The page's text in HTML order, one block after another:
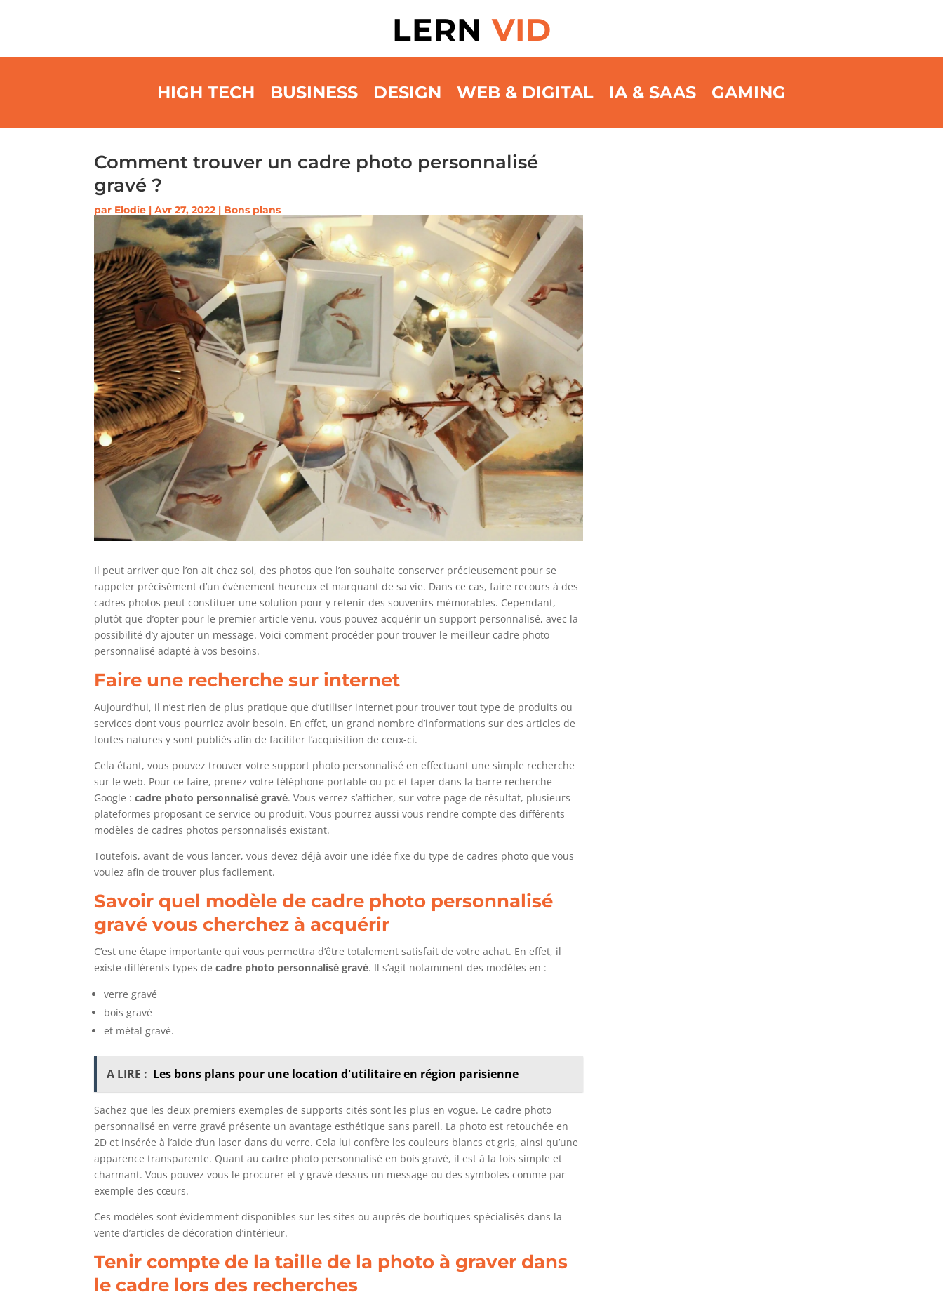
LERNVID
HIGH TECH BUSINESS DESIGN WEB & DIGITAL IA & SAAS GAMING
Comment trouver un cadre photo personnalisé
gravé ?
par Elodie |Avr 27, 2022 | Bons plans
Il peut arriver que l’on ait chez soi, des photos que l’on souhaite conserver précieusement pour se
rappeler précisément d’un événement heureux et marquant de sa vie. Dans ce cas, faire recours à des
cadres photos peut constituer une solution pour y retenir des souvenirs mémorables. Cependant,
plutôt que d’opter pour le premier article venu, vous pouvez acquérir un support personnalisé, avec la
possibilité d’y ajouter un message. Voici comment procéder pour trouver le meilleur cadre photo
personnalisé adapté à vos besoins.
Faire une recherche sur internet
Aujourd’hui, il n’est rien de plus pratique que d’utiliser internet pour trouver tout type de produits ou
services dont vous pourriez avoir besoin. En effet, un grand nombre d’informations sur des articles de
toutes natures y sont publiés afin de faciliter l’acquisition de ceux-ci.
Cela étant, vous pouvez trouver votre support photo personnalisé en effectuant une simple recherche
sur le web. Pour ce faire, prenez votre téléphone portable ou pc et taper dans la barre recherche
Google :cadre photo personnalisé gravé. Vous verrez s’afficher, sur votre page de résultat, plusieurs
plateformes proposant ce service ou produit. Vous pourrez aussi vous rendre compte des différents
modèles de cadres photos personnalisés existant.
Toutefois, avant de vous lancer, vous devez déjà avoir une idée fixe du type de cadres photo que vous
voulez afin de trouver plus facilement.
Savoir quel modèle de cadre photo personnalisé
gravé vous cherchez à acquérir
C’est une étape importante qui vous permettra d’être totalement satisfait de votre achat. En effet, il
existe différents types decadre photo personnalisé gravé. Il s’agit notamment des modèles en :
verre gravé
bois gravé
et métal gravé.
A LIRE : Les bons plans pour une location d'utilitaire en région parisienne
Sachez que les deux premiers exemples de supports cités sont les plus en vogue. Le cadre photo
personnalisé en verre gravé présente un avantage esthétique sans pareil. La photo est retouchée en
2D et insérée à l’aide d’un laser dans du verre. Cela lui confère les couleurs blancs et gris, ainsi qu’une
apparence transparente. Quant au cadre photo personnalisé en bois gravé, il est à la fois simple et
charmant. Vous pouvez vous le procurer et y gravé dessus un message ou des symboles comme par
exemple des cœurs.
Ces modèles sont évidemment disponibles sur les sites ou auprès de boutiques spécialisés dans la
vente d’articles de décoration d’intérieur.
Tenir compte de la taille de la photo à graver dans
le cadre lors des recherches